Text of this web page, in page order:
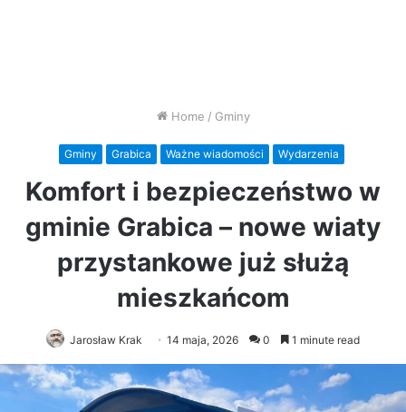
Home / Gminy
Gminy Grabica Ważne wiadomości Wydarzenia
Komfort i bezpieczeństwo w
gminie Grabica – nowe wiaty
przystankowe już służą
mieszkańcom
Jarosław Krak 14 maja, 2026 0 1 minute read